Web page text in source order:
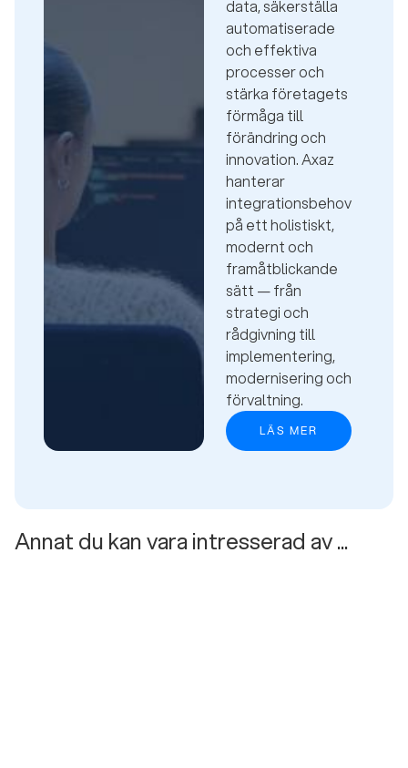
data, säkerställa
automatiserade
och effektiva
processer och
stärka företagets
förmåga till
förändring och
innovation. Axaz
hanterar
integrationsbehov
på ett holistiskt,
modernt och
framåtblickande
sätt — från
strategi och
rådgivning till
implementering,
modernisering och
förvaltning.
LÄS MER
Annat du kan vara intresserad av ...